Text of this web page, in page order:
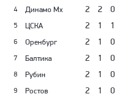
4 Динамо Мх 2 2 0
5 ЦСКА 2 1 1
6 Оренбург 2 1 0
7 Балтика 2 1 0
8 Рубин 2 1 0
9 Ростов 2 1 0